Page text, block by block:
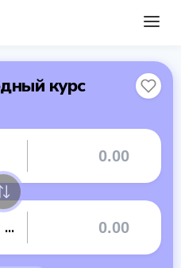
курс
Банковский счет VND